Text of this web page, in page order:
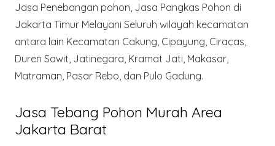
Jasa Penebangan pohon, Jasa Pangkas Pohon di
Jakarta Timur Melayani Seluruh wilayah kecamatan
antara lain Kecamatan Cakung, Cipayung, Ciracas,
Duren Sawit, Jatinegara, Kramat Jati, Makasar,
Matraman, Pasar Rebo, dan Pulo Gadung.
Jasa Tebang Pohon Murah Area
Jakarta Barat